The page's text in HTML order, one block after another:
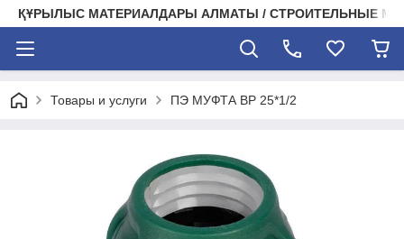
ҚҰРЫЛЫС МАТЕРИАЛДАРЫ АЛМАТЫ / СТРОИТЕЛЬНЫЕ
Товары и услуги ПЭ МУФТА ВР 25*1/2